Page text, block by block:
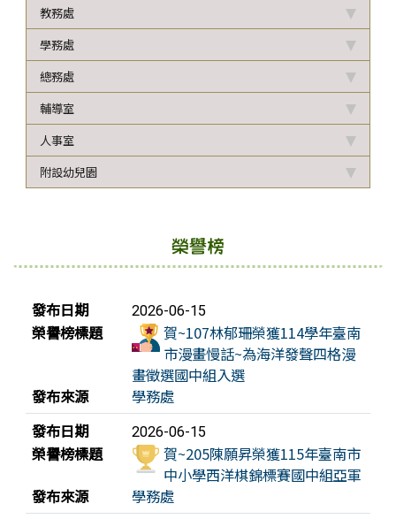
教務處
學務處
總務處
輔導室
人事室
附設幼兒園
榮譽榜
榮譽榜列表
發布日期 2026-06-15
榮譽榜標題
賀~107林郁珊榮獲114學年臺南
市漫畫慢話~為海洋發聲四格漫
畫徵選國中組入選
發布來源
學務處
發布日期
2026-06-15
榮譽榜標題
賀~205陳願昇榮獲115年臺南市
中小學西洋棋錦標賽國中組亞軍
發布來源
學務處